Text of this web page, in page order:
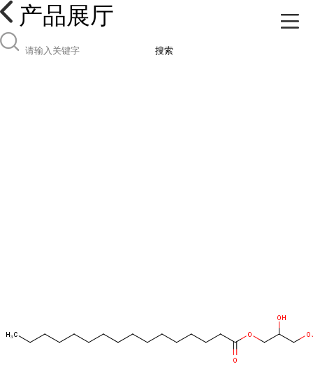
产品展厅
搜索